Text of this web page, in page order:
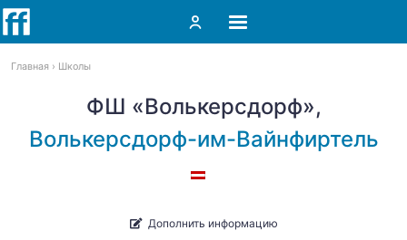
Главная Школы
ФШ «Волькерсдорф»,
Волькерсдорф-им-Вайнфиртель
Дополнить информацию